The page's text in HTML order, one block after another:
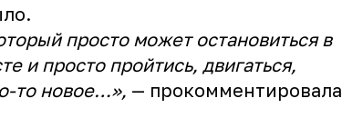
просто может остановиться в
и просто пройтись, двигаться,
то новое…», — прокомментировала